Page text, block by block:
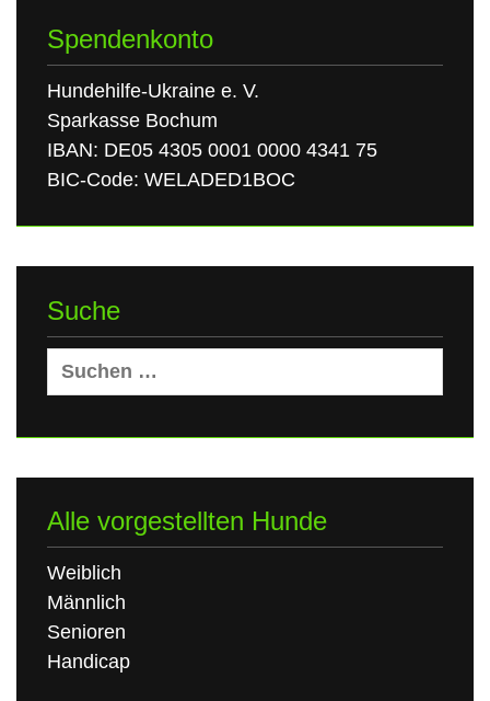
Spendenkonto
Hundehilfe-Ukraine e. V.
Sparkasse Bochum
IBAN: DE05 4305 0001 0000 4341 75
BIC-Code: WELADED1BOC
Suche
Suchen
nach:
Alle vorgestellten Hunde
Weiblich
Männlich
Senioren
Handicap